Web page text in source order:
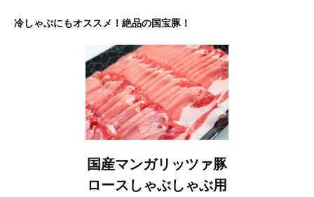
冷しゃぶにもオススメ！絶品の国宝豚！
国産マンガリッツァ豚
ロースしゃぶしゃぶ用